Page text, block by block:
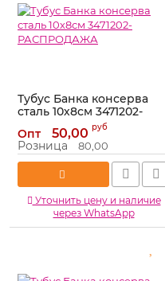
Тубус Банка консерва
сталь 10х8см 3471202-
РАСПРОДАЖА
Артикул: 3471202-РАСПРОДАЖА
Опт 50,00 руб
Розница 80,00
Уточнить цену и наличие
через WhatsApp